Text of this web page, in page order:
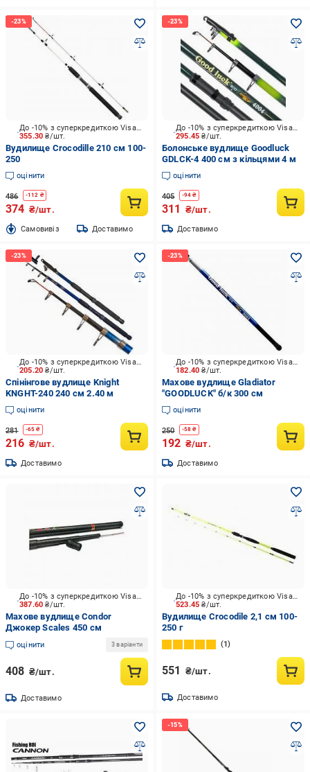
355.30₴/шт.
До -10% з суперкредиткою Visa Вигода
Вудилище Crocodille 210 см 100-
250
оцінити
486 -112 ₴
374 ₴/шт.
Cамовивіз Доставимо
295.45₴/шт.
До -10% з суперкредиткою Visa Вигода
Болонське вудлище Goodluck
GDLCK-4 400 см з кільцями 4 м
оцінити
405 -94 ₴
311 ₴/шт.
Доставимо
205.20₴/шт.
До -10% з суперкредиткою Visa Вигода
Спінінгове вудлище Knight
KNGHT-240 240 см 2.40 м
оцінити
281 -65 ₴
216 ₴/шт.
Доставимо
182.40₴/шт.
До -10% з суперкредиткою Visa Вигода
Махове вудлище Gladiator
"GOODLUCK" б/к 300 см
оцінити
250 -58 ₴
192 ₴/шт.
Доставимо
387.60₴/шт.
До -10% з суперкредиткою Visa Вигода
Махове вудлище Condor
Джокер Scales 450 см
оцінити 3 варіанти
408 ₴/шт.
Доставимо
523.45₴/шт.
До -10% з суперкредиткою Visa Вигода
Вудилище Crocodile 2,1 см 100-
250 г
1
551 ₴/шт.
Доставимо